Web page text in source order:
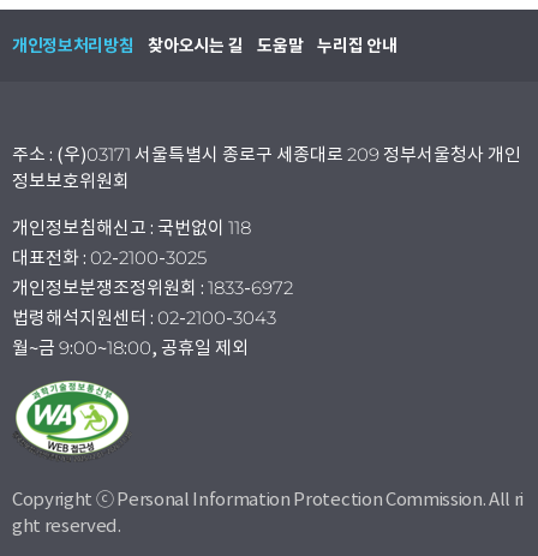
개인정보처리방침 찾아오시는 길 도움말 누리집 안내
주소 : (우)03171 서울특별시 종로구 세종대로 209 정부서울청사 개인
정보보호위원회
개인정보침해신고 : 국번없이 118
대표전화 : 02-2100-3025
개인정보분쟁조정위원회 : 1833-6972
법령해석지원센터 : 02-2100-3043
월~금 9:00~18:00, 공휴일 제외
Copyright ⓒ Personal Information Protection Commission. All ri
ght reserved.